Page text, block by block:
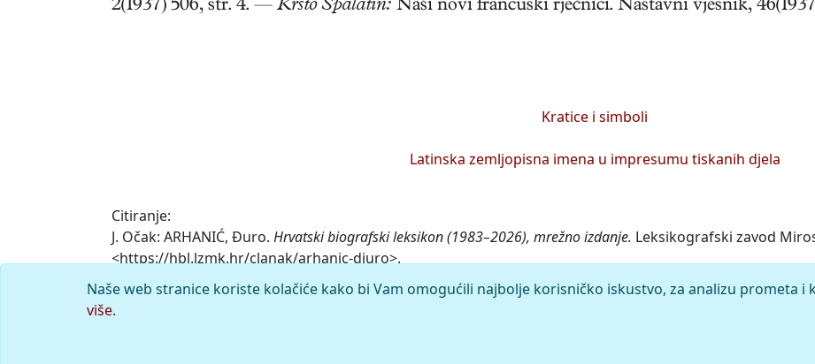
2(1937) 506, str. 4. — Krsto Spalatin: Naši novi francuski rječnici. Nastavni vjesnik,
Kratice i simboli
Latinska zemljopisna imena u impresumu tiskanih djela
Citiranje:
J. Očak: ARHANIĆ, Đuro. Hrvatski biografski leksikon (1983–2026), mrežno izdanje. Leksikografski zavod
<https://hbl.lzmk.hr/clanak/arhanic-djuro>.
Komentar
Naše web stranice koriste kolačiće kako bi Vam omogućili najbolje korisničko iskustvo, za analizu prometa i
više.